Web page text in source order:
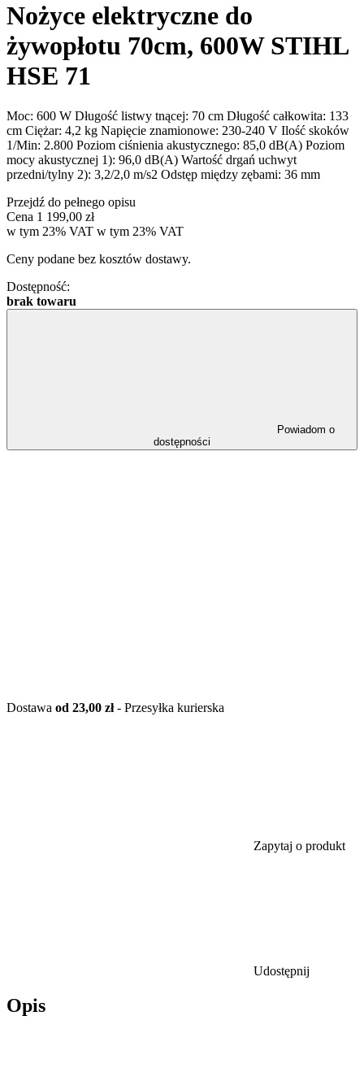
Nożyce elektryczne do
żywopłotu 70cm, 600W STIHL
HSE 71
Moc: 600 W Długość listwy tnącej: 70 cm Długość całkowita: 133
cm Ciężar: 4,2 kg Napięcie znamionowe: 230-240 V Ilość skoków
1/Min: 2.800 Poziom ciśnienia akustycznego: 85,0 dB(A) Poziom
mocy akustycznej 1): 96,0 dB(A) Wartość drgań uchwyt
przedni/tylny 2): 3,2/2,0 m/s2 Odstęp między zębami: 36 mm
Przejdź do pełnego opisu
Cena 1 199,00 zł
w tym 23% VAT w tym 23% VAT
Ceny podane bez kosztów dostawy.
Dostępność:
brak towaru
dostępności
Dostawa od 23,00 zł- Przesyłka kurierska
Zapytaj o produkt
Udostępnij
Opis